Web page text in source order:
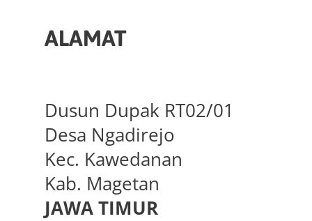
ALAMAT
Dusun Dupak RT02/01
Desa Ngadirejo
Kec. Kawedanan
Kab. Magetan
JAWA TIMUR